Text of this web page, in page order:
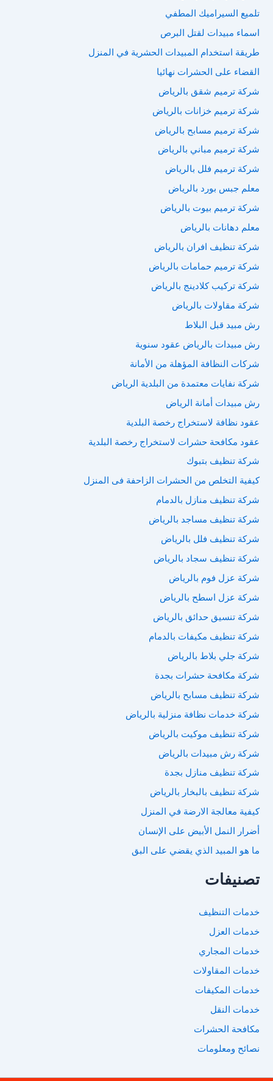
تلميع السيراميك المطفي
اسماء مبيدات لقتل البرص
طريقة استخدام المبيدات الحشرية في المنزل
القضاء على الحشرات نهائيا
شركة ترميم شقق بالرياض
شركة ترميم خزانات بالرياض
شركة ترميم مسابح بالرياض
شركة ترميم مباني بالرياض
شركة ترميم فلل بالرياض
معلم جبس بورد بالرياض
شركة ترميم بيوت بالرياض
معلم دهانات بالرياض
شركة تنظيف افران بالرياض
شركة ترميم حمامات بالرياض
شركة تركيب كلادينج بالرياض
شركة مقاولات بالرياض
رش مبيد قبل البلاط
رش مبيدات بالرياض عقود سنوية
شركات النظافة المؤهلة من الأمانة
شركة نفايات معتمدة من البلدية الرياض
رش مبيدات أمانة الرياض
عقود نظافة لاستخراج رخصة البلدية
عقود مكافحة حشرات لاستخراج رخصة البلدية
شركة تنظيف بتبوك
كيفية التخلص من الحشرات الزاحفة فى المنزل
شركة تنظيف منازل بالدمام
شركة تنظيف مساجد بالرياض
شركة تنظيف فلل بالرياض
شركة تنظيف سجاد بالرياض
شركة عزل فوم بالرياض
شركة عزل اسطح بالرياض
شركة تنسيق حدائق بالرياض
شركة تنظيف مكيفات بالدمام
شركة جلي بلاط بالرياض
شركة مكافحة حشرات بجدة
شركة تنظيف مسابح بالرياض
شركة خدمات نظافة منزلية بالرياض
شركة تنظيف موكيت بالرياض
شركة رش مبيدات بالرياض
شركة تنظيف منازل بجدة
شركة تنظيف بالبخار بالرياض
كيفية معالجة الارضة في المنزل
أضرار النمل الأبيض على الإنسان
ما هو المبيد الذي يقضي على البق
تصنيفات
خدمات التنظيف
خدمات العزل
خدمات المجاري
خدمات المقاولات
خدمات المكيفات
خدمات النقل
مكافحة الحشرات
نصائح ومعلومات